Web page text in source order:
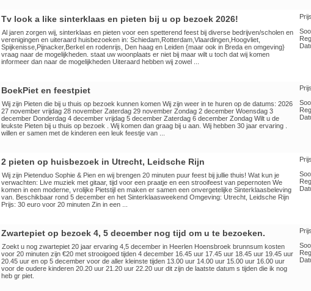
Tv look a like sinterklaas en pieten bij u op bezoek 2026!
Al jaren zorgen wij, sinterklaas en pieten voor een spetterend feest bij diverse bedrijven/scholen en
verenigingen en uiteraard huisbezoeken in: Schiedam,Rotterdam,Vlaardingen,Hoogvliet,
Spijkenisse,Pijnacker,Berkel en rodenrijs, Den haag en Leiden {maar ook in Breda en omgeving}
vraag naar de mogelijkheden. staat uw woonplaats er niet bij maar wilt u toch dat wij komen
informeer dan naar de mogelijkheden Uiteraard hebben wij zowel ...
BoekPiet en feestpiet
Wij zijn Pieten die bij u thuis op bezoek kunnen komen Wij zijn weer in te huren op de datums: 2026
27 november vrijdag 28 november Zaterdag 29 november Zondag 2 december Woensdag 3
december Donderdag 4 december vrijdag 5 december Zaterdag 6 december Zondag Wilt u de
leukste Pieten bij u thuis op bezoek . Wij komen dan graag bij u aan. Wij hebben 30 jaar ervaring .
willen er samen met de kinderen een leuk feestje van ...
2 pieten op huisbezoek in Utrecht, Leidsche Rijn
Wij zijn Pietenduo Sophie & Pien en wij brengen 20 minuten puur feest bij jullie thuis! Wat kun je
verwachten: Live muziek met gitaar, tijd voor een praatje en een strooifeest van pepernoten We
komen in een moderne, vrolijke Pietstijl en maken er samen een onvergetelijke Sinterklaasbeleving
van. Beschikbaar rond 5 december en het Sinterklaasweekend Omgeving: Utrecht, Leidsche Rijn
Prijs: 30 euro voor 20 minuten Zin in een ...
Zwartepiet op bezoek 4, 5 december nog tijd om u te bezoeken.
Zoekt u nog zwartepiet 20 jaar ervaring 4,5 december in Heerlen Hoensbroek brunnsum kosten
voor 20 minuten zijn €20 met strooigoed tijden 4 december 16.45 uur 17.45 uur 18.45 uur 19.45 uur
20.45 uur en op 5 december voor de aller kleinste tijden 13.00 uur 14.00 uur 15.00 uur 16.00 uur
voor de oudere kinderen 20.20 uur 21.20 uur 22.20 uur dit zijn de laatste datum s tijden die ik nog
heb gr piet.